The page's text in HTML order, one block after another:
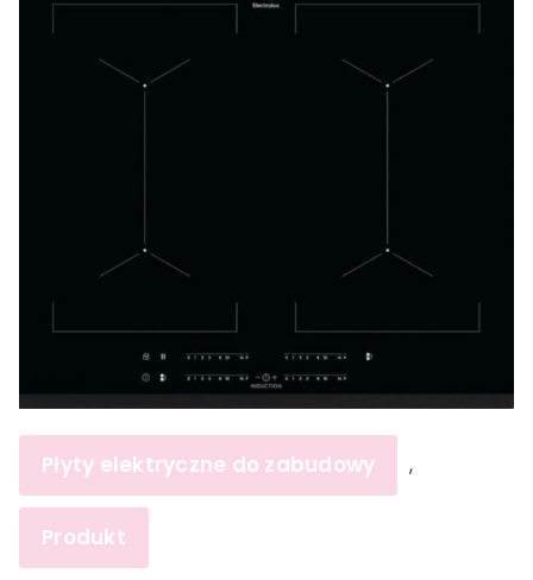
Płyty elektryczne do zabudowy ,
Produkt